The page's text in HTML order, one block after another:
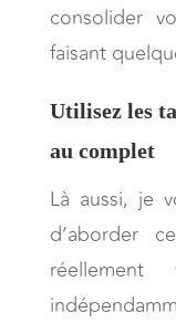
consolider
faisant
Utilisez les
au complet
Là aussi, je
d’aborder